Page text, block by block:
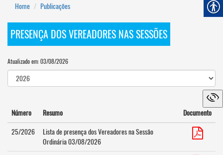
Home Publicações
PRESENÇA DOS VEREADORES NAS SESSÕES
Atualizado em: 03/08/2026
Número Resumo
Documento
25/2026
Lista de presença dos Vereadores na Sessão
Ordinária 03/08/2026